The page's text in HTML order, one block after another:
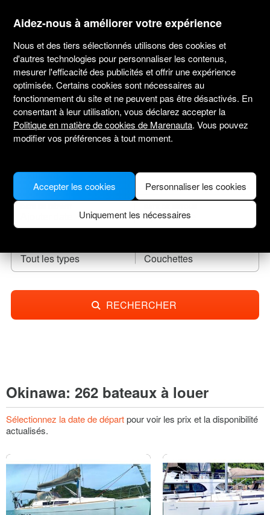
marenauta
Location de bateaux Okinawa
Sélectionnez une date de départ et trouvez
votre bateau de location.
Tout les types Couchettes
RECHERCHER
Okinawa: 262 bateaux à louer
Sélectionnez la date de départpour voir les prix et la disponibilité
actualisés.
Aidez-nous à améliorer votre expérience
Nous et des tiers sélectionnés utilisons des cookies et
d'autres technologies pour personnaliser les contenus,
mesurer l'efficacité des publicités et offrir une expérience
optimisée. Certains cookies sont nécessaires au
fonctionnement du site et ne peuvent pas être désactivés. En
consentant à leur utilisation, vous déclarez accepter la
Politique en matière de cookies de Marenauta. Vous pouvez
modifier vos préférences à tout moment.
Personnaliser les cookies
Uniquement les nécessaires
Accepter les cookies